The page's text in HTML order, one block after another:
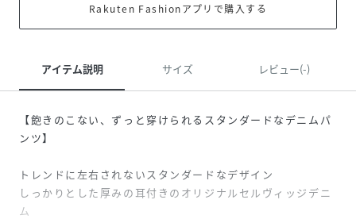
Rakuten Fashionアプリで購入する
アイテム説明 サイズ レビュー(-)
【飽きのこない、ずっと穿けられるスタンダードなデニムパ
ンツ】
トレンドに左右されないスタンダードなデザイン
しっかりとした厚みの耳付きのオリジナルセルヴィッジデニ
ム